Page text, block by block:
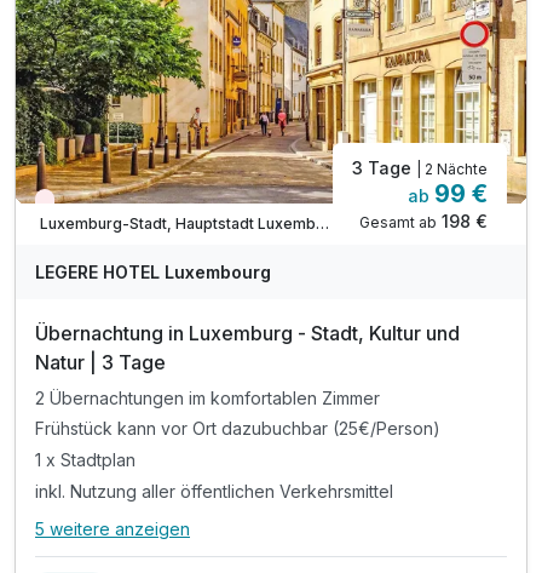
* Eintritt in das Mudam Kunstmuseum
* Weinkellerführung Remich mit Verkostung u.v.m.
Wieder frei ab Januar
Luxemburg-Stadt, Hauptstadt Luxemburg
3 Tage | 2 Nächte
ab 99 €
Gesamt ab 198 €
LEGERE HOTEL Luxembourg
Übernachtung in Luxemburg - Stadt, Kultur und
Natur | 3 Tage
2 Übernachtungen im komfortablen Zimmer
Frühstück kann vor Ort dazubuchbar (25€/Person)
1 x Stadtplan
inkl. Nutzung aller öffentlichen Verkehrsmittel
Alle Inklusivleistungen
5 weitere anzeigen